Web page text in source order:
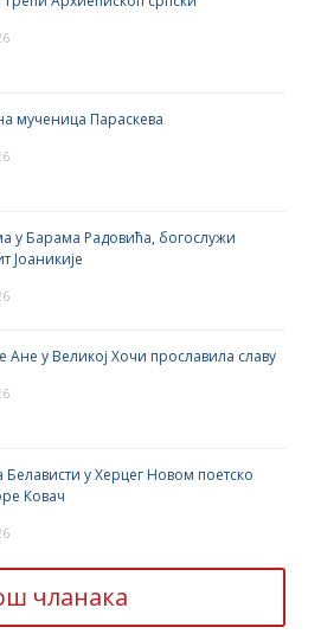
мученица Параскева
у Барама Радовића, богослужи
Јоаникије
Ане у Великој Хочи прославила славу
Белависти у Херцег Новом поетско
Ковач
чланака